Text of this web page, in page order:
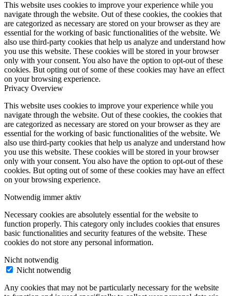
This website uses cookies to improve your experience while you
navigate through the website. Out of these cookies, the cookies that
are categorized as necessary are stored on your browser as they are
essential for the working of basic functionalities of the website. We
also use third-party cookies that help us analyze and understand how
you use this website. These cookies will be stored in your browser
only with your consent. You also have the option to opt-out of these
cookies. But opting out of some of these cookies may have an effect
on your browsing experience.
Privacy Overview
This website uses cookies to improve your experience while you
navigate through the website. Out of these cookies, the cookies that
are categorized as necessary are stored on your browser as they are
essential for the working of basic functionalities of the website. We
also use third-party cookies that help us analyze and understand how
you use this website. These cookies will be stored in your browser
only with your consent. You also have the option to opt-out of these
cookies. But opting out of some of these cookies may have an effect
on your browsing experience.
Notwendig immer aktiv
Necessary cookies are absolutely essential for the website to
function properly. This category only includes cookies that ensures
basic functionalities and security features of the website. These
cookies do not store any personal information.
Nicht notwendig
Nicht notwendig
Any cookies that may not be particularly necessary for the website